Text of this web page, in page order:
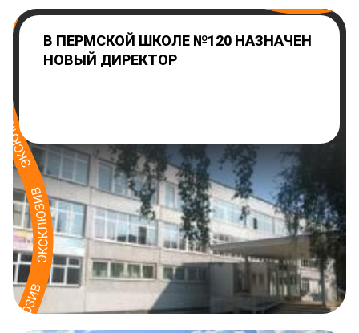
В ПЕРМСКОЙ ШКОЛЕ №120 НАЗНАЧЕН
НОВЫЙ ДИРЕКТОР